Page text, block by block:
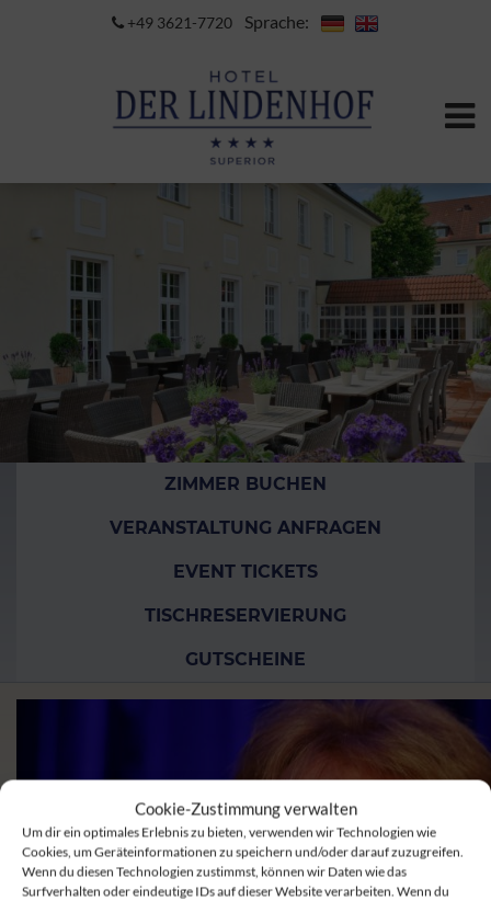
Cookie-Zustimmung verwalten
Um dir ein optimales Erlebnis zu bieten, verwenden wir Technologien wie
Cookies, um Geräteinformationen zu speichern und/oder darauf zuzugreifen.
Wenn du diesen Technologien zustimmst, können wir Daten wie das
Surfverhalten oder eindeutige IDs auf dieser Website verarbeiten. Wenn du
+49 3621-7720 Sprache:
ZIMMER BUCHEN
VERANSTALTUNG ANFRAGEN
EVENT TICKETS
TISCHRESERVIERUNG
GUTSCHEINE